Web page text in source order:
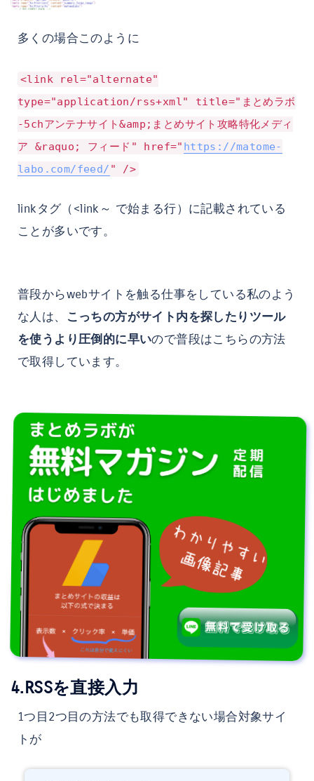
多くの場合このように
<link rel ="alternate"
type="application/rss+xml " title=" まとめラボ
-5chアンテナサイト&amp;まとめサイト攻略特化メディ
ア &raquo; フィード " href=" https://matome-
labo.com/feed/ " />
linkタグ（<link～ で始まる行）に記載されている
ことが多いです。
普段からwebサイトを触る仕事をしている私のよう
な人は、
こっちの方がサイト内を探したりツール
を使うより圧倒的に早いので普段はこちらの方法
で取得しています。
4.RSSを直接入力
1つ目2つ目の方法でも取得できない場合対象サイ
トが